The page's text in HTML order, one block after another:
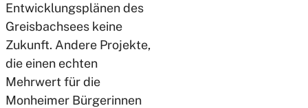
Entwicklungsplänen des
Greisbachsees keine
Zukunft. Andere Projekte,
die einen echten
Mehrwert für die
Monheimer Bürgerinnen